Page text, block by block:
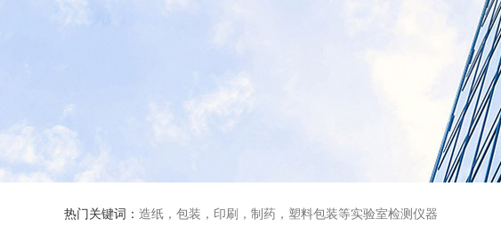
热门关键词： 造纸，包装，印刷，制药，塑料包装等实验室检测仪器